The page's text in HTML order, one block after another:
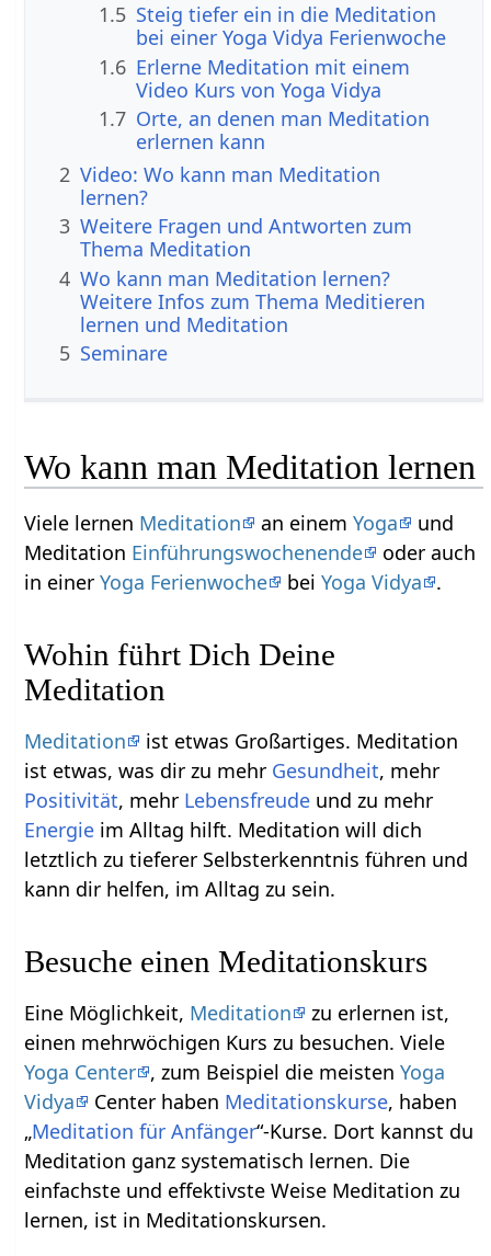
1.5 Steig tiefer ein in die Meditation
bei einer Yoga Vidya Ferienwoche
1.6 Erlerne Meditation mit einem
Video Kurs von Yoga Vidya
1.7 Orte, an denen man Meditation
erlernen kann
2 Video: Wo kann man Meditation
lernen?
3 Weitere Fragen und Antworten zum
Thema Meditation
4 Wo kann man Meditation lernen?
Weitere Infos zum Thema Meditieren
lernen und Meditation
5 Seminare
Wo kann man Meditation lernen
Viele lernen Meditation an einemYoga
und
Meditation Einführungswochenende
oder auch
in einerYoga Ferienwoche beiYoga Vidya .
Wohin führt Dich Deine
Meditation
Meditation
ist etwas Großartiges. Meditation
ist etwas, was dir zu mehr Gesundheit, mehr
Positivität, mehr Lebensfreude und zu mehr
Energie im Alltag hilft. Meditation will dich
letztlich zu tieferer Selbsterkenntnis führen und
kann dir helfen, im Alltag zu sein.
Besuche einen Meditationskurs
Eine Möglichkeit, Meditation
zu erlernen ist,
einen mehrwöchigen Kurs zu besuchen. Viele
Yoga Center , zum Beispiel die meistenYoga
Vidya
Center haben Meditationskurse, haben
„Meditation für Anfänger“-Kurse. Dort kannst du
Meditation ganz systematisch lernen. Die
einfachste und effektivste Weise Meditation zu
lernen, ist in Meditationskursen.